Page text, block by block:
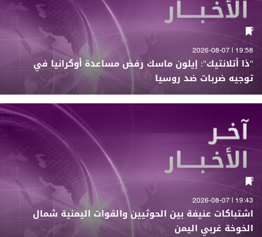
19:58 | 2026-08-07
"ذا أتلانتيك": إيلون ماسك رفض مساعدة أوكرانيا في
توجيه ضربات ضد روسيا
19:43 | 2026-08-07
اشتباكات عنيفة بين الحوثيين والقوات اليمنية شمال
الخوخة غربي اليمن